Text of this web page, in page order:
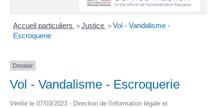
Accueil particuliers > Justice > Vol - Vandalisme -
Escroquerie
Dossier
Vol - Vandalisme - Escroquerie
Vérifié le 07/03/2023 - Direction de l'information légale et